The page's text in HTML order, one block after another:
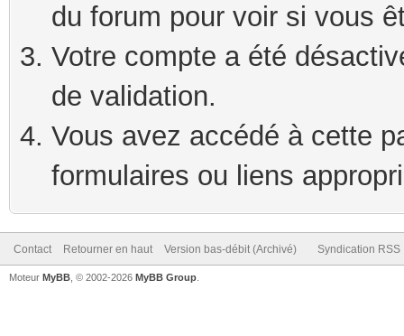
du forum pour voir si vous
Votre compte a été
de validation.
Vous avez accédé à cette
formulaires ou liens
Contact Retourner en haut Version bas-débit (Archivé) Syndication RSS
Moteur MyBB , © 2002-2026 MyBB Group